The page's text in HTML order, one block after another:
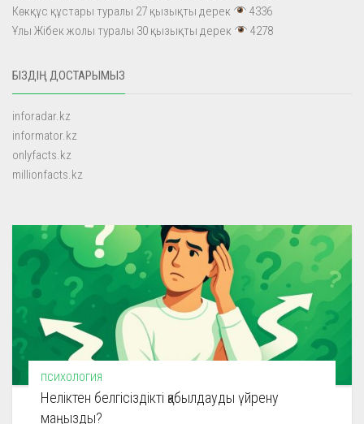
Көкқұс құстары туралы 27 қызықты дерек
4336
Ұлы Жібек жолы туралы 30 қызықты дерек
4278
БІЗДІҢ ДОСТАРЫМЫЗ
inforadar.kz
informator.kz
onlyfacts.kz
millionfacts.kz
ПСИХОЛОГИЯ
Неліктен белгісіздікті қабылдауды үйрену
маңызды?